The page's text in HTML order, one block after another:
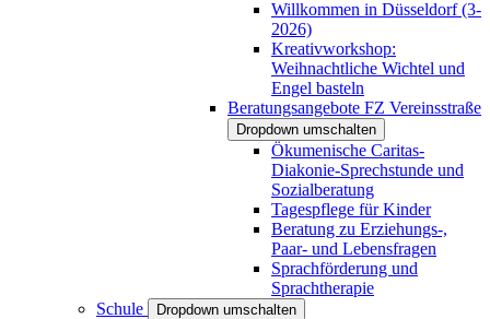
Willkommen in Düsseldorf (3-
2026)
Kreativworkshop:
Weihnachtliche Wichtel und
Engel basteln
Beratungsangebote FZ Vereinsstraße
Dropdown umschalten
Ökumenische Caritas-
Diakonie-Sprechstunde und
Sozialberatung
Tagespflege für Kinder
Beratung zu Erziehungs-,
Paar- und Lebensfragen
Sprachförderung und
Sprachtherapie
Schule
Dropdown umschalten